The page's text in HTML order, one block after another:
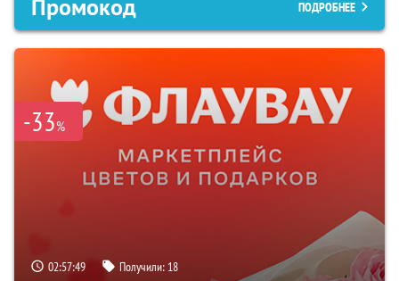
Промокод ПОДРОБНЕЕ
-33%
02:57:49 Получили: 18